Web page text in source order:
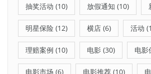
抽奖活动 (10) 放假通知 (10)
明星保险 (12) 横店 (6) 活动
理赔案例 (10) 电影 (30) 电影
电影市场 (6) 电影推荐 (10)